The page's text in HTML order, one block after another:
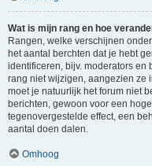
Wat is mijn rang en hoe
Rangen, welke verschijnen
het aantal berchten dat je hebt
identificeren, bijv. moderators en
rang niet wijzigen, aangezien ze
moet je natuurlijk het forum niet
berichten, gewoon voor een
tegenovergestelde effect, een
aantal doen dalen.
Omhoog